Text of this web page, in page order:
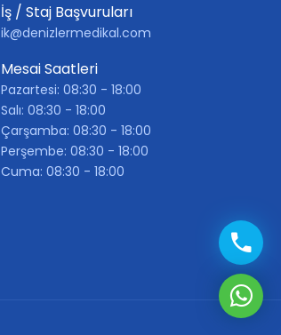
İş / Staj Başvuruları
ik@denizlermedikal.com
Mesai Saatleri
Pazartesi: 08:30 - 18:00
Salı: 08:30 - 18:00
Çarşamba: 08:30 - 18:00
Perşembe: 08:30 - 18:00
Cuma: 08:30 - 18:00